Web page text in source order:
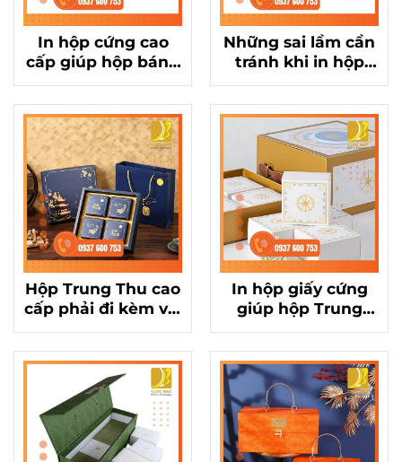
In hộp cứng cao
cấp giúp hộp bánh
Trung Thu 4 bánh
sang trọng, đẳng
cấp
Những sai lầm cần
tránh khi in hộp
giấy cứng cho hộp
Trung Thu cao cấp
Hộp Trung Thu cao
cấp phải đi kèm với
công nghệ in hộp
giấy cứng sắc nét
In hộp giấy cứng
giúp hộp Trung
Thu cao cấp trở
nên sang trọng,
đẳng cấp